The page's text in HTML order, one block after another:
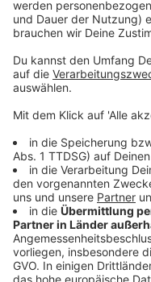
- Wohnort oder
- Besondere Erfolge
(außerschulisch).
- Berufserfahrung
- Engagement in
hochschulpolitischen
in Vereinen und
*Interessiert?*
Dann sende dein
Betreff „Stipendium